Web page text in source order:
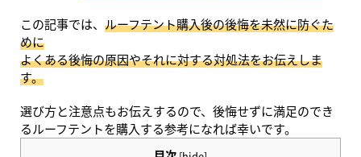
この記事では、 ルーフテント購入後の後悔を未然に防ぐた
めに
よくある後悔の原因やそれに対する対処法をお伝えしま
す。
選び方と注意点もお伝えするので、後悔せずに満足のでき
るルーフテントを購入する参考になれば幸いです。